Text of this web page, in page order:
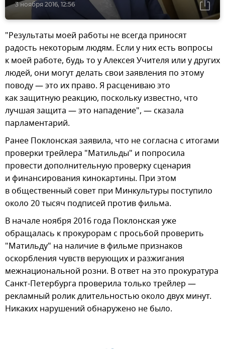
3 ноября 2016, 12:56
"Результаты моей работы не всегда приносят
радость некоторым людям. Если у них есть вопросы
к моей работе, будь то у Алексея Учителя или у других
людей, они могут делать свои заявления по этому
поводу — это их право. Я расцениваю это
как защитную реакцию, поскольку известно, что
лучшая защита — это нападение", — сказала
парламентарий.
Ранее Поклонская заявила, что не согласна с итогами
проверки трейлера "Матильды" и попросила
провести дополнительную проверку сценария
и финансирования кинокартины. При этом
в общественный совет при Минкультуры поступило
около 20 тысяч подписей против фильма.
В начале ноября 2016 года Поклонская уже
обращалась к прокурорам с просьбой проверить
"Матильду" на наличие в фильме признаков
оскорбления чувств верующих и разжигания
межнациональной розни. В ответ на это прокуратура
Санкт-Петербурга проверила только трейлер —
рекламный ролик длительностью около двух минут.
Никаких нарушений обнаружено не было.